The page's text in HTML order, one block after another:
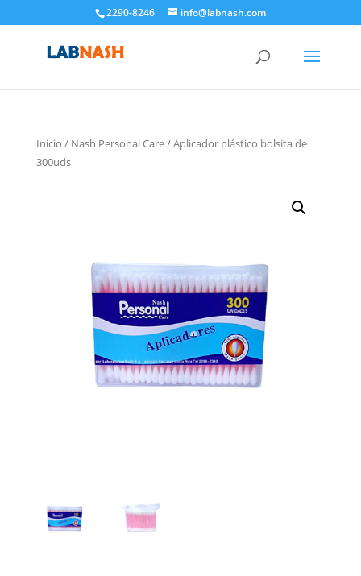
2290-8246 info@labnash.com
Inicio / Nash Personal Care/ Aplicador plástico bolsita de
300uds